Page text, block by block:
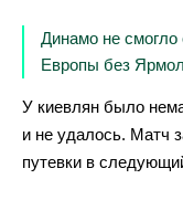
Динамо не смогло
Европы без
У киевлян было
и не удалось. Матч
путевки в